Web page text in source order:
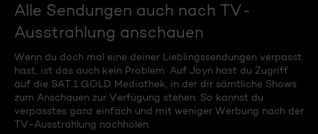
Alle Sendungen auch nach TV-
Ausstrahlung anschauen
Wenn du doch mal eine deiner Lieblingssendungen verpasst
hast, ist das auch kein Problem. Auf Joyn hast du Zugriff
auf die SAT.1 GOLD Mediathek, in der dir sämtliche Shows
zum Anschauen zur Verfügung stehen. So kannst du
verpasstes ganz einfach und mit weniger Werbung nach der
TV-Ausstrahlung nachholen.